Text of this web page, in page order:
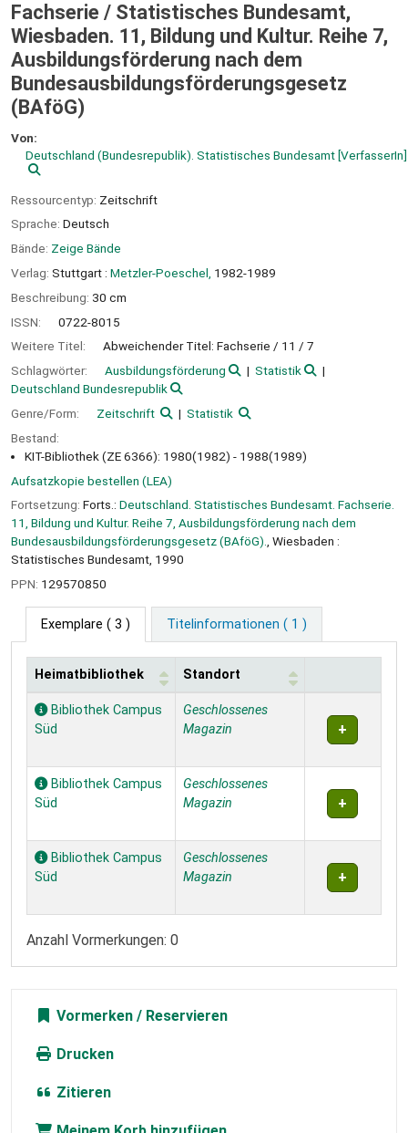
Fachserie / Statistisches Bundesamt,
Wiesbaden. 11, Bildung und Kultur. Reihe 7,
Ausbildungsförderung nach dem
Bundesausbildungsförderungsgesetz
(BAföG)
Von:
Deutschland (Bundesrepublik). Statistisches Bundesamt [VerfasserIn]
Ressourcentyp: Zeitschrift
Sprache: Deutsch
Bände: Zeige Bände
Verlag: Stuttgart : Metzler-Poeschel, 1982-1989
Beschreibung: 30 cm
ISSN:
0722-8015
Weitere Titel:
Abweichender Titel: Fachserie / 11 / 7
Schlagwörter:
Ausbildungsförderung
Statistik
Deutschland Bundesrepublik
Genre/Form:
Zeitschrift
Statistik
Bestand:
KIT-Bibliothek (ZE 6366): 1980(1982) - 1988(1989)
Aufsatzkopie bestellen (LEA)
Fortsetzung: Forts.: Deutschland. Statistisches Bundesamt. Fachserie.
11, Bildung und Kultur. Reihe 7, Ausbildungsförderung nach dem
Bundesausbildungsförderungsgesetz (BAföG)., Wiesbaden :
Statistisches Bundesamt, 1990
PPN: 129570850
Exemplare ( 3 ) Titelinformationen ( 1 )
Exemplare
Heimatbibliothek Standort
Bibliothek Campus
Süd
Geschlossenes
Magazin
Bibliothek Campus
Süd
Geschlossenes
Magazin
Bibliothek Campus
Süd
Geschlossenes
Magazin
Anzahl Vormerkungen: 0
Vormerken
Drucken
Zitieren